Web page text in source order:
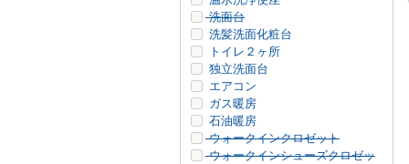
洗面台
洗髪洗面化粧台
トイレ２ヶ所
独立洗面台
エアコン
ガス暖房
石油暖房
ウォークインクロゼット
ウォークインシューズクロゼッ